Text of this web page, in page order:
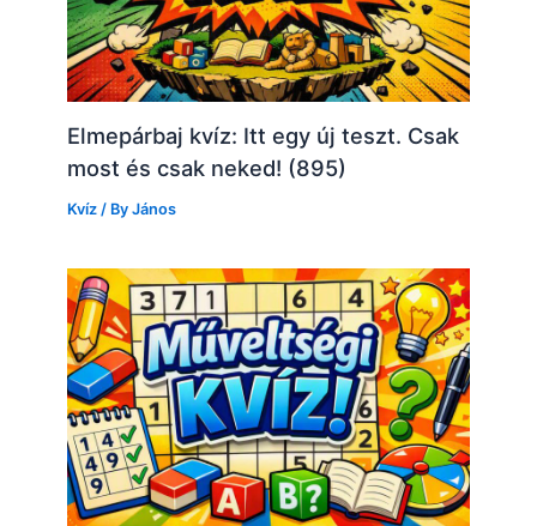
Elmepárbaj kvíz: Itt egy új teszt. Csak
most és csak neked! (895)
Kvíz / ByJános